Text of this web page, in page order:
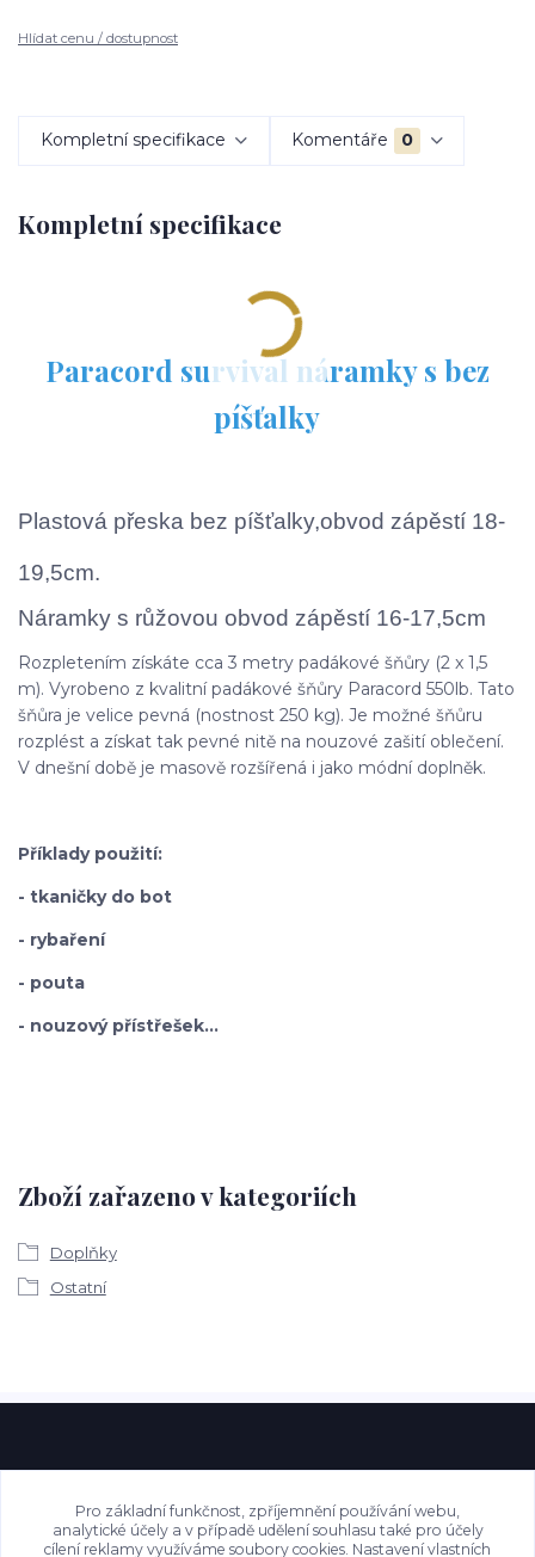
Hlídat cenu / dostupnost
Kompletní specifikace Komentáře 0
Kompletní specifikace
Paracord survival náramky s bez
píšťalky
Plastová přeska bez píšťalky,obvod zápěstí 18-
19,5cm.
Náramky s růžovou obvod zápěstí 16-17,5cm
Rozpletením získáte cca 3 metry padákové šňůry (2 x 1,5
m). Vyrobeno z kvalitní padákové šňůry Paracord 550lb. Tato
šňůra je velice pevná (nostnost 250 kg). Je možné šňůru
rozplést a získat tak pevné nitě na nouzové zašití oblečení.
V dnešní době je masově rozšířená i jako módní doplněk.
Příklady použití:
- tkaničky do bot
- rybaření
- pouta
- nouzový přístřešek...
Zboží zařazeno v kategoriích
Doplňky
Ostatní
Pro základní funkčnost, zpříjemnění používání webu,
analytické účely a v případě udělení souhlasu také pro účely
cílení reklamy využíváme soubory cookies. Nastavení vlastních